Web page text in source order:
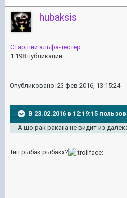
hubaksis
Старший альфа-тестер
1 198 публикаций
Опубликовано: 23 фев 2016, 13:15:24
В 23.02.2016 в 12:19:15
А шо рак ракана не видит из
Тип рыбак рыбака?